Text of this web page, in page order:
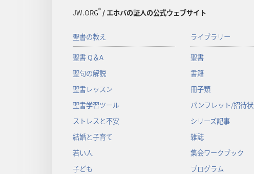
JW.ORG® / エホバの証人の公式ウェブサイト
聖書の教え
聖書 Q＆A
聖句の解説
聖書レッスン
聖書学習ツール
ストレスと不安
結婚と子育て
若い人
子ども
ライブラリー
聖書
書籍
冊子類
パンフレット/招待状
シリーズ記事
雑誌
集会ワークブック
プログラム